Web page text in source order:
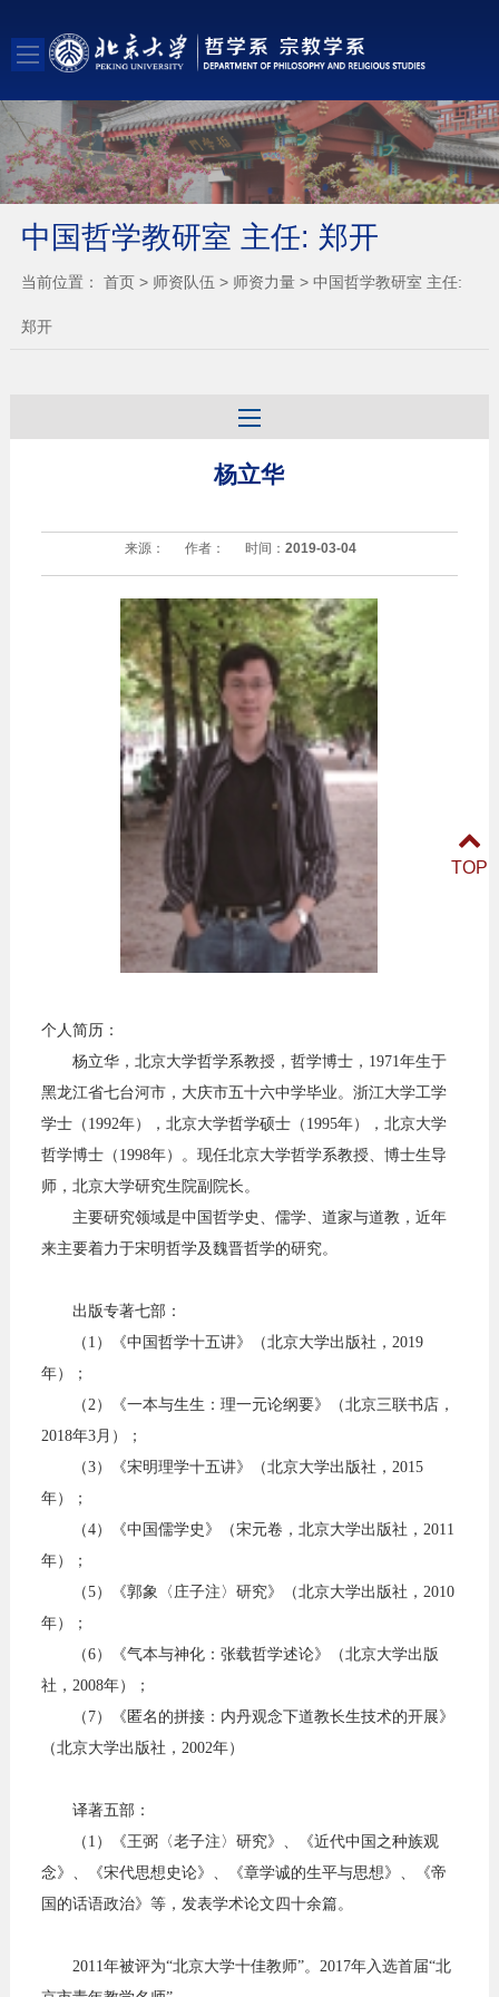
中国哲学教研室 主任: 郑开
当前位置： 首页> 师资队伍 > 师资力量> 中国哲学教研室 主任:
郑开
杨立华
来源： 作者： 时间：2019-03-04
个人简历：
杨立华， 北京大学哲学系教授，哲学博士，1971年生于
黑龙江省七台河市，大庆市五十六中学毕业。浙江大学工学
学士（1992年），北京大学哲学硕士（1995年），北京大学
哲学博士（1998年）。现任北京大学哲学系教授、博士生导
师，北京大学研究生院副院长。
主要研究领域是中国哲学史、儒学、道家与道教，近年
来主要着力于宋明哲学及魏晋哲学的研究。
出版专著七部：
（1）《中国哲学十五讲》（北京大学出版社，2019
年）；
（2）《一本与生生：理一元论纲要》（北京三联书店，
2018年3月）；
（3）《宋明理学十五讲》（北京大学出版社，2015
年）；
（4）《中国儒学史》（宋元卷，北京大学出版社，2011
年）；
（5）《郭象〈庄子注〉研究》（北京大学出版社，2010
年）；
（6）《气本与神化：张载哲学述论》（北京大学出版
社，2008年）；
（7）《匿名的拼接：内丹观念下道教长生技术的开展》
（北京大学出版社，2002年）
译著五部：
（1）《王弼〈老子注〉研究》、《近代中国之种族观
念》、《宋代思想史论》、《章学诚的生平与思想》、《帝
国的话语政治》等，发表学术论文四十余篇。
2011年被评为“北京大学十佳教师”。2017年入选首届“北
TOP